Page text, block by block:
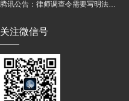
腾讯公告：律师调查令需要写明法官手机号，2025年12月31日后施行
关注微信号